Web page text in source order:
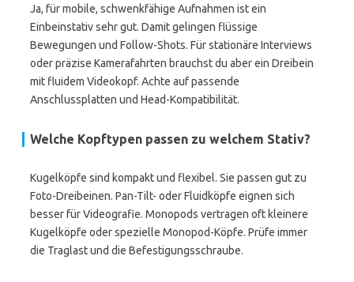
Ja, für mobile, schwenkfähige Aufnahmen ist ein
Einbeinstativ sehr gut. Damit gelingen flüssige
Bewegungen und Follow-Shots. Für stationäre Interviews
oder präzise Kamerafahrten brauchst du aber ein Dreibein
mit fluidem Videokopf. Achte auf passende
Anschlussplatten und Head-Kompatibilität.
Welche Kopftypen passen zu welchem Stativ?
Kugelköpfe sind kompakt und flexibel. Sie passen gut zu
Foto-Dreibeinen. Pan-Tilt- oder Fluidköpfe eignen sich
besser für Videografie. Monopods vertragen oft kleinere
Kugelköpfe oder spezielle Monopod-Köpfe. Prüfe immer
die Traglast und die Befestigungsschraube.